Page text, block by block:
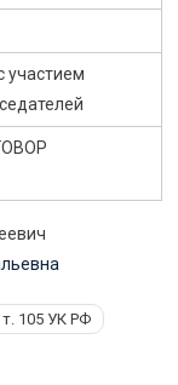
участием
т. 105 УК РФ